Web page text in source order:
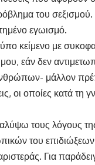
του
εγωισμό.
κείμενο με
εάν δεν
μάλλον
οι οποίες κατά τη
τους λόγους
του
Για